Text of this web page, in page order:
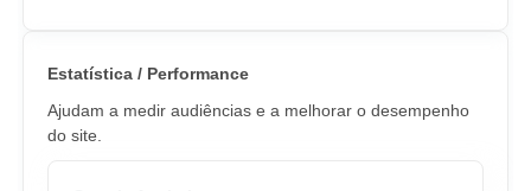
Estatística / Performance
Ajudam a medir audiências e a melhorar o desempenho
do site.